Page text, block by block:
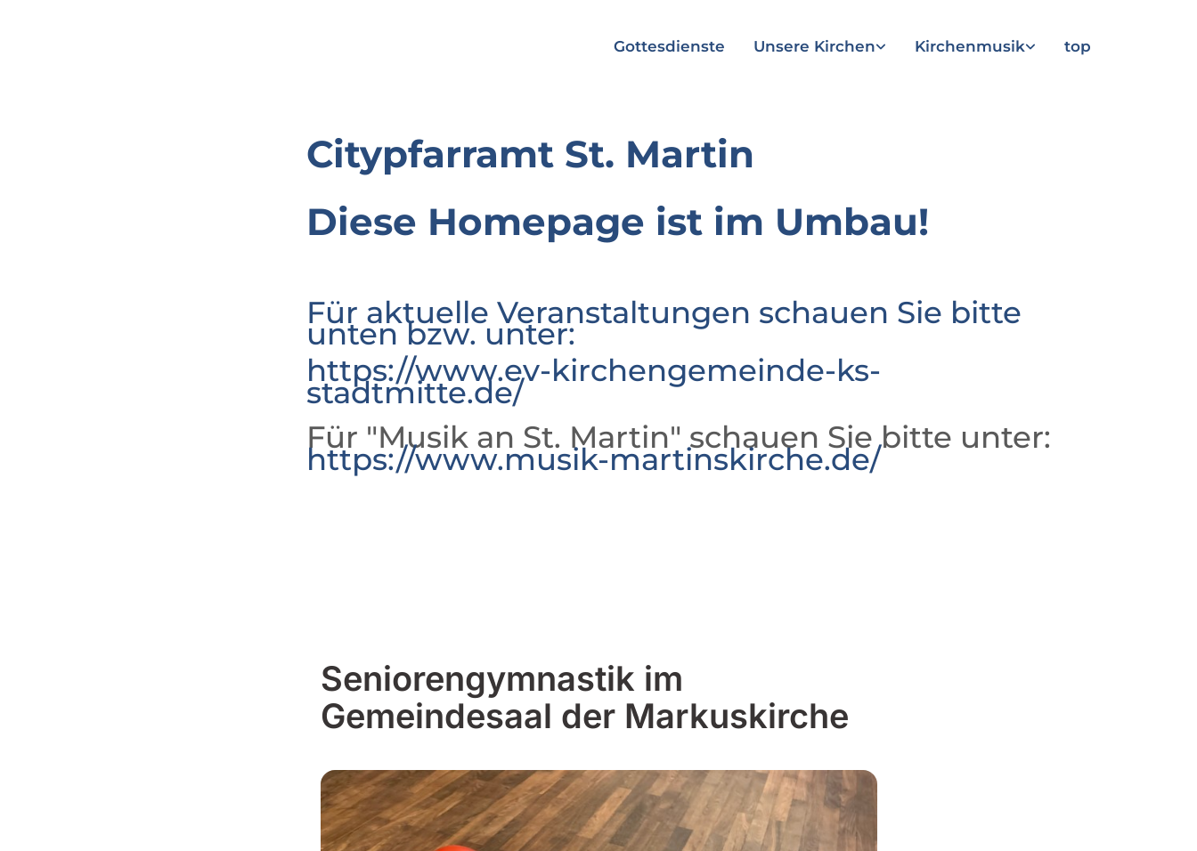
Gottesdienste Unsere Kirchen Kirchenmusik top
Citypfarramt St. Martin
Diese Homepage ist im Umbau!
Für aktuelle Veranstaltungen schauen Sie bitte
unten bzw. unter:
https://www.ev-kirchengemeinde-ks-
stadtmitte.de/
Für "Musik an St. Martin" schauen Sie bitte unter:
https://www.musik-martinskirche.de/
Seniorengymnastik im
Gemeindesaal der Markuskirche